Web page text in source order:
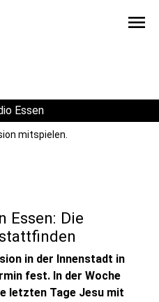
menu
Essen
mitspielen.
Essen: Die
in der Innenstadt in
fest. In der Woche
letzten Tage Jesu mit